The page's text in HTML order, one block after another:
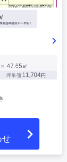
＝ 47.65㎡
坪単価 11,704円
せ